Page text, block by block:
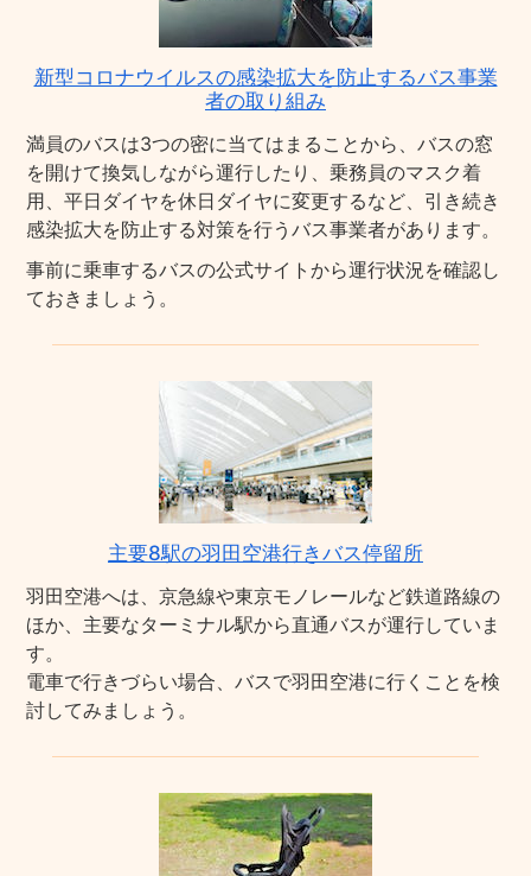
新型コロナウイルスの感染拡大を防止するバス事業
者の取り組み
満員のバスは3つの密に当てはまることから、バスの窓
を開けて換気しながら運行したり、乗務員のマスク着
用、平日ダイヤを休日ダイヤに変更するなど、引き続き
感染拡大を防止する対策を行うバス事業者があります。
事前に乗車するバスの公式サイトから運行状況を確認し
ておきましょう。
主要8駅の羽田空港行きバス停留所
羽田空港へは、京急線や東京モノレールなど鉄道路線の
ほか、主要なターミナル駅から直通バスが運行していま
す。
電車で行きづらい場合、バスで羽田空港に行くことを検
討してみましょう。